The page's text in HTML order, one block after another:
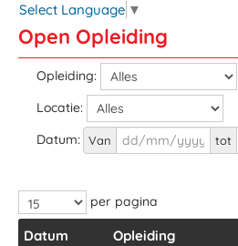
Select Language ▼
Open Opleiding
Opleiding:
Locatie:
Datum: Van tot
per pagina
Datum Opleiding